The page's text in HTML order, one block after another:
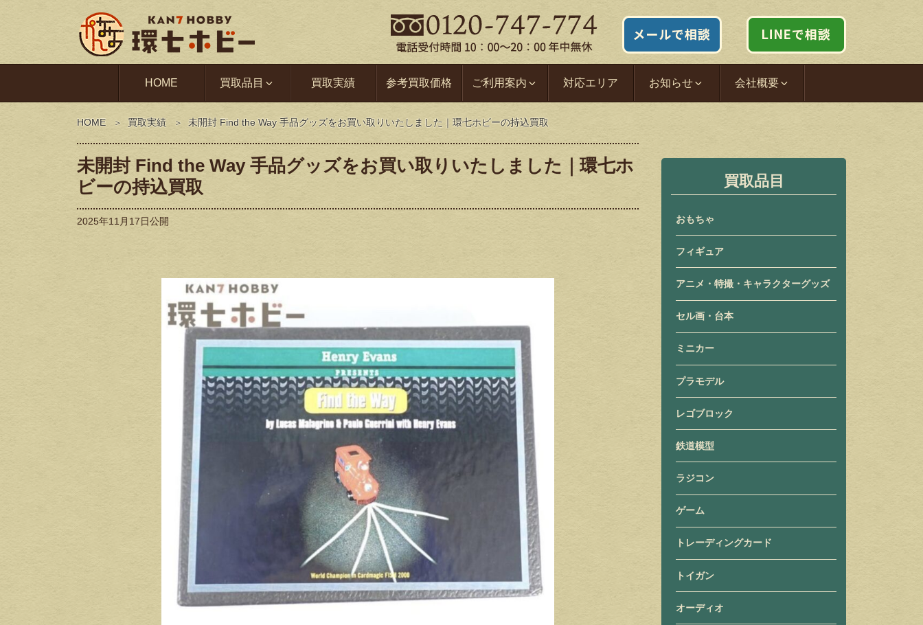
HOME 買取品目 買取実績 参考買取価格 ご利用案内 対応エリア お知らせ 会社概要
HOME 買取実績 未開封 Find the Way 手品グッズをお買い取りいたしました｜環七ホビーの持込買取
未開封 Find the Way 手品グッズをお買い取りいたしました｜環七ホ
ビーの持込買取
2025年11月17日公開
買取品目
おもちゃ
フィギュア
アニメ・特撮・キャラクターグッズ
セル画・台本
ミニカー
プラモデル
レゴブロック
鉄道模型
ラジコン
ゲーム
トレーディングカード
トイガン
オーディオ